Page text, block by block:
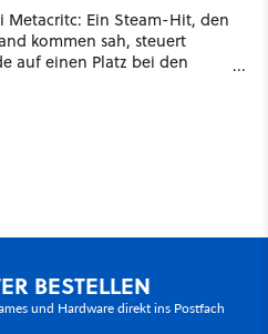
Metacritc: Ein Steam-Hit, den
kommen sah, steuert
auf einen Platz bei den
BESTELLEN
und Hardware direkt ins Postfach